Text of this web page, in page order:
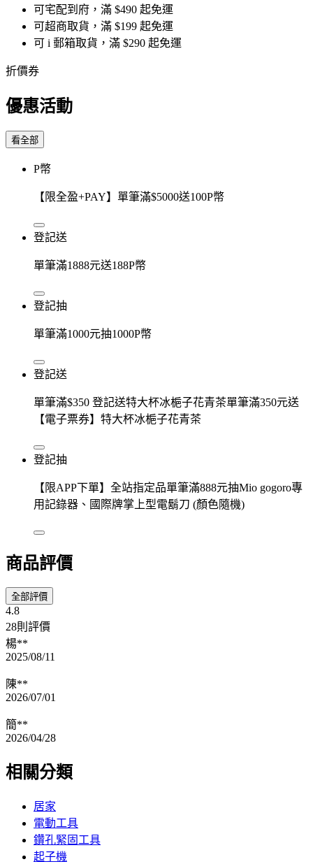
可宅配到府，滿 $490 起免運
可超商取貨，滿 $199 起免運
可 i 郵箱取貨，滿 $290 起免運
折價券
優惠活動
看全部
P幣
【限全盈+PAY】單筆滿$5000送100P幣
登記送
單筆滿1888元送188P幣
登記抽
單筆滿1000元抽1000P幣
登記送
單筆滿$350 登記送特大杯冰梔子花青茶單筆滿350元送
【電子票券】特大杯冰梔子花青茶
登記抽
【限APP下單】全站指定品單筆滿888元抽Mio gogoro專
用記錄器、國際牌掌上型電鬍刀 (顏色隨機)
商品評價
全部評價
4.8
28則評價
楊**
2025/08/11
陳**
2026/07/01
簡**
2026/04/28
相關分類
居家
電動工具
鑽孔緊固工具
起子機